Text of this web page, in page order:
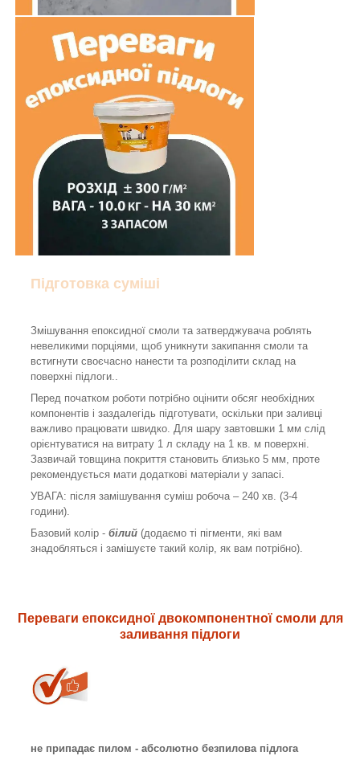
Підготовка суміші
Змішування епоксидної смоли та затверджувача роблять
невеликими порціями, щоб уникнути закипання смоли та
встигнути своєчасно нанести та розподілити склад на
поверхні підлоги..
Перед початком роботи потрібно оцінити обсяг необхідних
компонентів і заздалегідь підготувати, оскільки при заливці
важливо працювати швидко. Для шару завтовшки 1 мм слід
орієнтуватися на витрату 1 л складу на 1 кв. м поверхні.
Зазвичай товщина покриття становить близько 5 мм, проте
рекомендується мати додаткові матеріали у запасі.
УВАГА: після замішування суміш робоча – 240 хв. (3-4
години).
Базовий колір - білий (додаємо ті пігменти, які вам
знадобляться і замішуєте такий колір, як вам потрібно).
Переваги епоксидної двокомпонентної смоли для
заливання підлоги
не припадає пилом - абсолютно безпилова підлога